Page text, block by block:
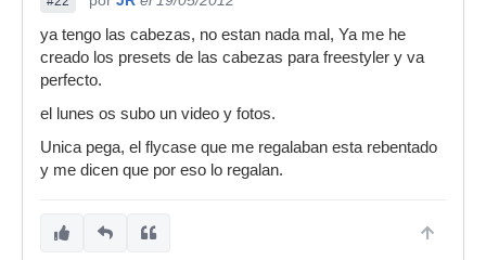
ya tengo las cabezas, no estan nada mal, Ya me he
creado los presets de las cabezas para freestyler y va
perfecto.
el lunes os subo un video y fotos.
Unica pega, el flycase que me regalaban esta rebentado
y me dicen que por eso lo regalan.